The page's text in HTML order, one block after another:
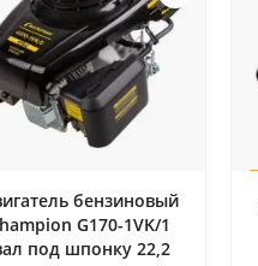
бензиновый
G170-1VK/1
под шпонку 22,2